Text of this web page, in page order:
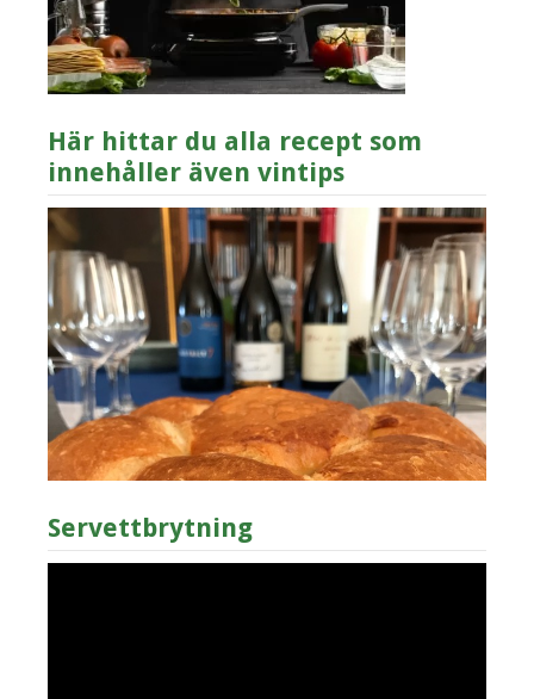
Här hittar du alla recept som
innehåller även vintips
Servettbrytning